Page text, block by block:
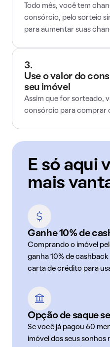
Todo mês, você tem
consórcio, pelo sorteio
para aumentar suas
3.
Use o valor do
seu imóvel
Assim que for sorteado,
consórcio para comprar
E só aqui
mais
Ganhe 10% de
Comprando o imóvel
ganha 10% de
carta de crédito para
Opção de saque
Se você já pagou 60
imóvel dos seus sonhos